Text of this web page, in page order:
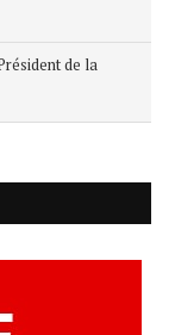
de la